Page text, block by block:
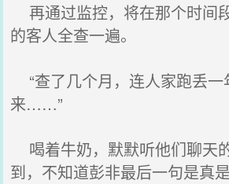
再通过监控，将在那个时间
的客人全查一遍。
“查了几个月，连人家跑丢一
来……”
喝着牛奶，默默听他们聊天
到，不知道彭非最后一句是真是